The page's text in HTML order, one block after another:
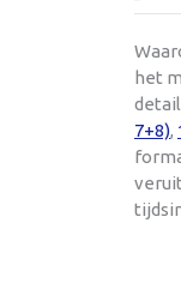
het
7+8),